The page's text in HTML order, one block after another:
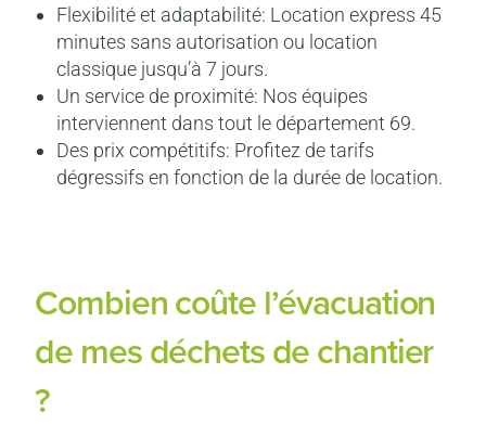
Flexibilité et adaptabilité: Location express 45
minutes sans autorisation ou location
classique jusqu’à 7 jours.
Un service de proximité: Nos équipes
interviennent dans tout le département 69.
Des prix compétitifs: Profitez de tarifs
dégressifs en fonction de la durée de location.
Combien coûte l’évacuation
de mes déchets de chantier
?